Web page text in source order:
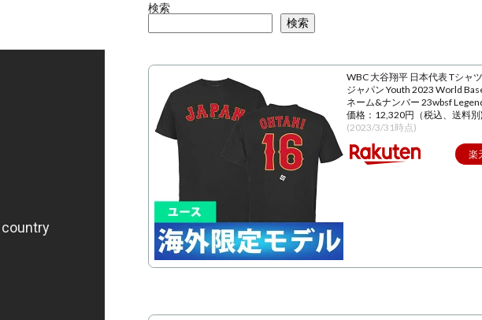
検索
検索
WBC 大谷翔平 日本代表 Tシャ
ジャパン Youth 2023 World
ネーム&ナンバー 23wbsf
価格：12,320円（税込、送料別
(2023/3/31時点)
楽